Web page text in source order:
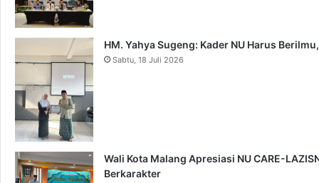
HM. Yahya Sugeng: Kader NU Harus
Sabtu, 18 Juli 2026
Wali Kota Malang Apresiasi NU CARE-
Berkarakter